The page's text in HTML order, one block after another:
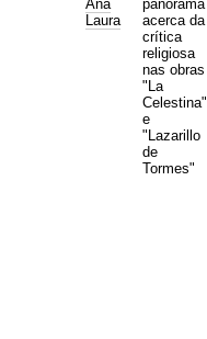
Ana
Laura
panorama
acerca da
crítica
religiosa
nas obras
"La
Celestina"
e
"Lazarillo
de
Tormes"